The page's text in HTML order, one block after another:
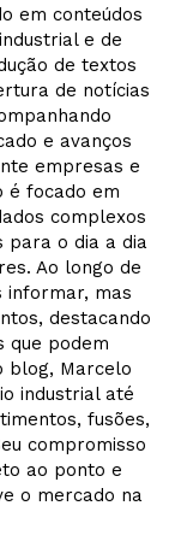
em conteúdos
e de
de textos
de notícias
e avanços
empresas e
é focado em
complexos
para o dia a dia
Ao longo de
informar, mas
destacando
que podem
blog, Marcelo
industrial até
fusões,
compromisso
ao ponto e
o mercado na